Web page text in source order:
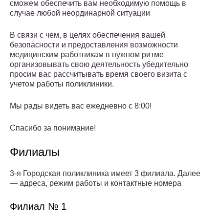
сможем обеспечить вам необходимую помощь в
случае любой неординарной ситуации
В связи с чем, в целях обеспечения вашей
безопасности и предоставления возможности
медицинским работникам в нужном ритме
организовывать свою деятельность убедительно
просим вас рассчитывать время своего визита с
учетом работы поликлиники.
Мы рады видеть вас ежедневно с 8:00!
Спасибо за понимание!
Филиалы
3-я Городская поликлиника имеет 3 филиала. Далее
— адреса, режим работы и контактные номера
Филиал № 1